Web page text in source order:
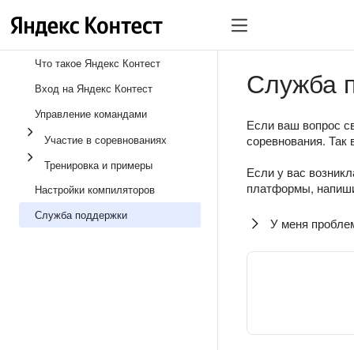
Что такое Яндекс Контест
Вход на Яндекс Контест
Управление командами
Участие в соревнованиях
Тренировка и примеры
Настройки компиляторов
Служба поддержки
Служба
Если ваш вопрос
соревнования. Так
Если у вас
платформы,
У меня